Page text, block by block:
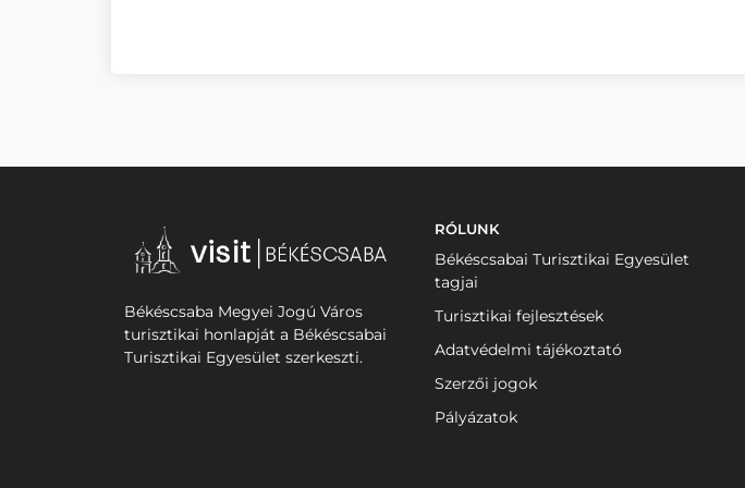
Békéscsaba Megyei Jogú Város
turisztikai honlapját a Békéscsabai
Turisztikai Egyesület szerkeszti.
RÓLUNK
Békéscsabai Turisztikai Egyesület
tagjai
Turisztikai fejlesztések
Adatvédelmi tájékoztató
Szerzői jogok
Pályázatok